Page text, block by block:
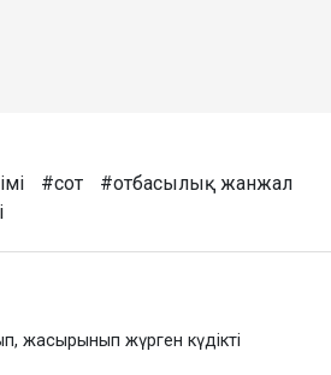
#сот
#отбасылық жанжал
жасырынып жүрген күдікті